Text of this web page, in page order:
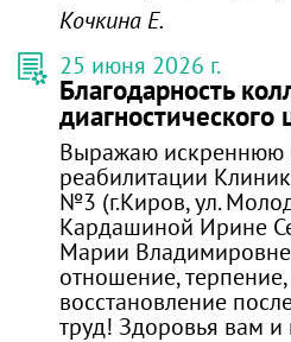
Кочкина Е.
25 июня 2026 г.
Благодарность
диагностического
Выражаю искреннюю
реабилитации
№3 (г.Киров, ул.
Кардашиной Ирине
Марии
отношение,
восстановление
труд! Здоровья вам